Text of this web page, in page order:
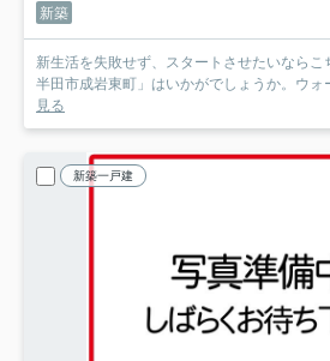
新築
新生活を失敗せず、スタートさせたいなら
半田市成岩東町」はいかがでしょうか。ウォ
見る
新築一戸建